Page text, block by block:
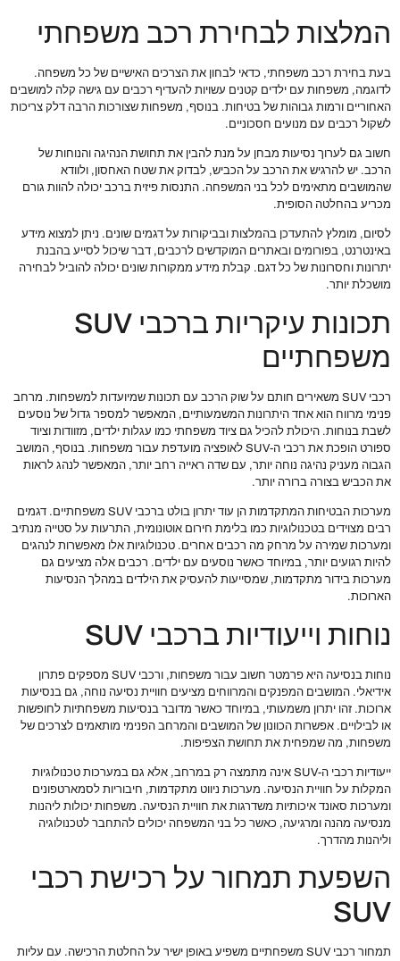
המלצות לבחירת רכב משפחתי
בעת בחירת רכב משפחתי, כדאי לבחון את הצרכים האישיים של כל משפחה.
לדוגמה, משפחות עם ילדים קטנים עשויות להעדיף רכבים עם גישה קלה למושבים
האחוריים ורמות גבוהות של בטיחות. בנוסף, משפחות שצורכות הרבה דלק צריכות
לשקול רכבים עם מנועים חסכוניים.
חשוב גם לערוך נסיעות מבחן על מנת להבין את תחושת הנהיגה והנוחות של
הרכב. יש להרגיש את הרכב על הכביש, לבדוק את שטח האחסון, ולוודא
שהמושבים מתאימים לכל בני המשפחה. התנסות פיזית ברכב יכולה להוות גורם
מכריע בהחלטה הסופית.
לסיום, מומלץ להתעדכן בהמלצות ובביקורות על דגמים שונים. ניתן למצוא מידע
באינטרנט, בפורומים ובאתרים המוקדשים לרכבים, דבר שיכול לסייע בהבנת
יתרונות וחסרונות של כל דגם. קבלת מידע ממקורות שונים יכולה להוביל לבחירה
מושכלת יותר.
תכונות עיקריות ברכבי SUV
משפחתיים
רכבי SUV משאירים חותם על שוק הרכב עם תכונות שמיועדות למשפחות. מרחב
פנימי מרווח הוא אחד היתרונות המשמעותיים, המאפשר למספר גדול של נוסעים
לשבת בנוחות. היכולת להכיל גם ציוד משפחתי כמו עגלות ילדים, מזוודות וציוד
ספורט הופכת את רכבי ה-SUV לאופציה מועדפת עבור משפחות. בנוסף, המושב
הגבוה מעניק נהיגה נוחה יותר, עם שדה ראייה רחב יותר, המאפשר לנהג לראות
את הכביש בצורה ברורה יותר.
מערכות הבטיחות המתקדמות הן עוד יתרון בולט ברכבי SUV משפחתיים. דגמים
רבים מצוידים בטכנולוגיות כמו בלימת חירום אוטונומית, התרעות על סטייה מנתיב
ומערכות שמירה על מרחק מה רכבים אחרים. טכנולוגיות אלו מאפשרות לנהגים
להיות רגועים יותר, במיוחד כאשר נוסעים עם ילדים. רכבים אלה מציעים גם
מערכות בידור מתקדמות, שמסייעות להעסיק את הילדים במהלך הנסיעות
הארוכות.
נוחות וייעודיות ברכבי SUV
נוחות בנסיעה היא פרמטר חשוב עבור משפחות, ורכבי SUV מספקים פתרון
אידיאלי. המושבים המפנקים והמרווחים מציעים חוויית נסיעה נוחה, גם בנסיעות
ארוכות. זהו יתרון משמעותי, במיוחד כאשר מדובר בנסיעות משפחתיות לחופשות
או לבילויים. אפשרות הכוונון של המושבים והמרחב הפנימי מותאמים לצרכים של
משפחות, מה שמפחית את תחושת הצפיפות.
ייעודיות רכבי ה-SUV אינה מתמצה רק במרחב, אלא גם במערכות טכנולוגיות
המקלות על חוויית הנסיעה. מערכות ניווט מתקדמות, חיבוריות לסמארטפונים
ומערכות סאונד איכותיות משדרגות את חוויית הנסיעה. משפחות יכולות ליהנות
מנסיעה מהנה ומרגיעה, כאשר כל בני המשפחה יכולים להתחבר לטכנולוגיה
וליהנות מהדרך.
השפעת תמחור על רכישת רכבי
SUV
תמחור רכבי SUV משפחתיים משפיע באופן ישיר על החלטת הרכישה. עם עליות